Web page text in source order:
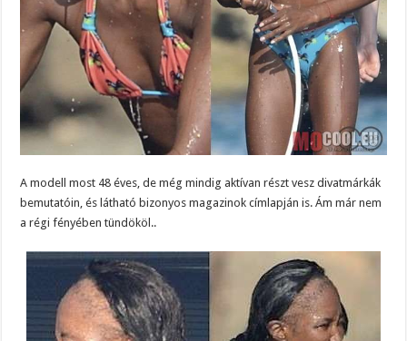
A modell most 48 éves, de még mindig aktívan részt vesz divatmárkák
bemutatóin, és látható bizonyos magazinok címlapján is. Ám már nem
a régi fényében tündököl..